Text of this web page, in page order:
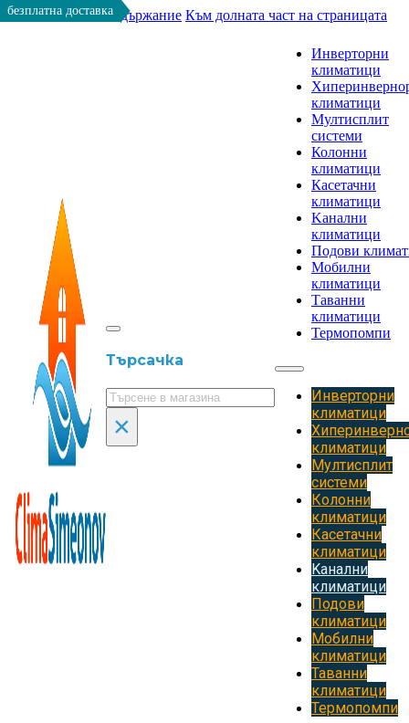
Към основното съдържание Към долната част на страницата
Търсачка
Търсене
×
Инверторни
климатици
климатици
Мултисплит
системи
Колонни
климатици
Касетачни
климатици
Kанални
климатици
Подови
Мобилни
климатици
Таванни
климатици
Термопомпи
Инверторни
климатици
климатици
Мултисплит
системи
Колонни
климатици
Касетачни
климатици
Kанални
климатици
Подови
климатици
Мобилни
климатици
Таванни
климатици
Термопомпи
безплатна доставка